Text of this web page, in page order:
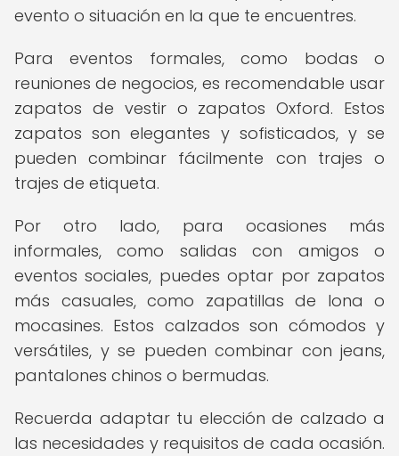
evento o situación en la que te encuentres.
Para eventos formales, como bodas o
reuniones de negocios, es recomendable usar
zapatos de vestir o zapatos Oxford. Estos
zapatos son elegantes y sofisticados, y se
pueden combinar fácilmente con trajes o
trajes de etiqueta.
Por otro lado, para ocasiones más
informales, como salidas con amigos o
eventos sociales, puedes optar por zapatos
más casuales, como zapatillas de lona o
mocasines. Estos calzados son cómodos y
versátiles, y se pueden combinar con jeans,
pantalones chinos o bermudas.
Recuerda adaptar tu elección de calzado a
las necesidades y requisitos de cada ocasión.